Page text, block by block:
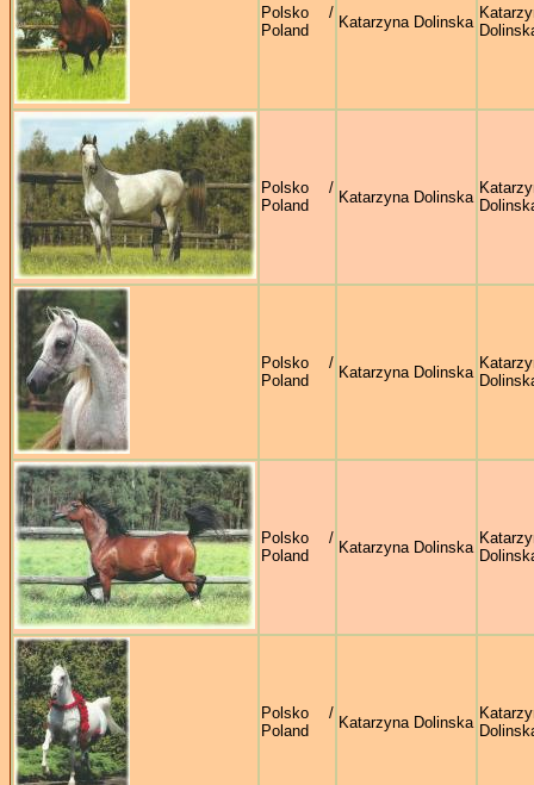
Polsko /
Poland
Katarzyna Dolinska
Polsko /
Poland
Katarzyna Dolinska
Polsko /
Poland
Katarzyna Dolinska
Polsko /
Poland
Katarzyna Dolinska
Polsko /
Poland
Katarzyna Dolinska